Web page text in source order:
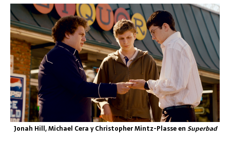
Jonah Hill, Michael Cera y Christopher Mintz-Plasse en Superbad